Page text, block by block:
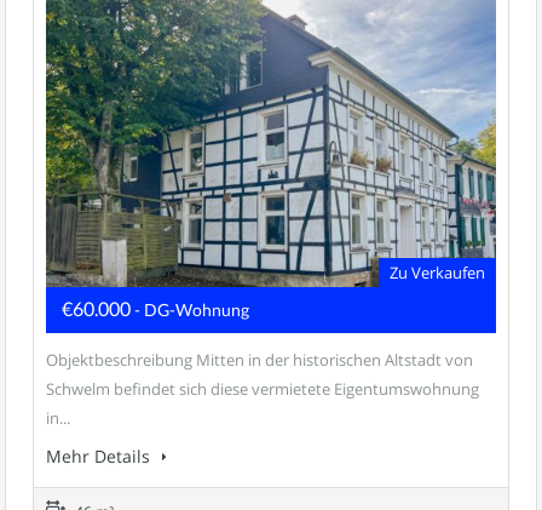
Zu Verkaufen
€60.000- DG-Wohnung
Objektbeschreibung Mitten in der historischen Altstadt von
Schwelm befindet sich diese vermietete Eigentumswohnung
in...
Mehr Details